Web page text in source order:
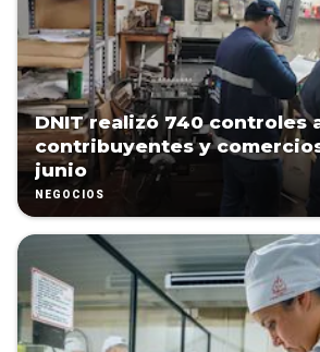
DNIT realizó 740 controles
contribuyentes y
junio
NEGOCIOS